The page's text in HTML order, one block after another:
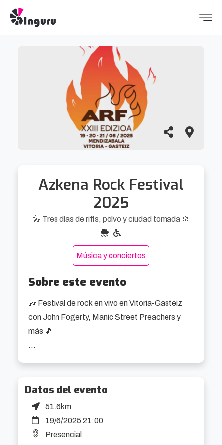
Azkena Rock Festival
2025
🎤 Tres días de riffs, polvo y ciudad tomada 🥁
Música y conciertos
Sobre este evento
🎶 Festival de rock en vivo en Vitoria-Gasteiz
con John Fogerty, Manic Street Preachers y
más 🎵
se guarda nada. John Fogerty (fecha única en
España), The Flaming Lips tocando Yoshimi
Battles the Pink Robots, Manic Street
Preachers, Dinosaur Jr y Lucinda Williams
Datos del evento
51.6km
19/6/2025 21:00
Presencial